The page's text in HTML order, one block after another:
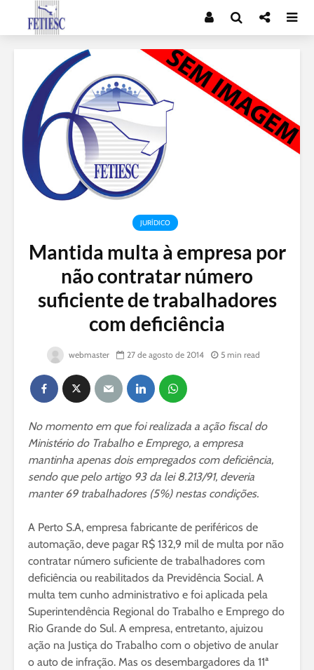
JURÍDICO
Mantida multa à empresa por
não contratar número
suficiente de trabalhadores
com deficiência
webmaster 27 de agosto de 2014 5 min read
No momento em que foi realizada a ação fiscal do
Ministério do Trabalho e Emprego, a empresa
mantinha apenas dois empregados com deficiência,
sendo que pelo artigo 93 da lei 8.213/91, deveria
manter 69 trabalhadores (5%) nestas condições.
A Perto S.A, empresa fabricante de periféricos de
automação, deve pagar R$ 132,9 mil de multa por não
contratar número suficiente de trabalhadores com
deficiência ou reabilitados da Previdência Social. A
multa tem cunho administrativo e foi aplicada pela
Superintendência Regional do Trabalho e Emprego do
Rio Grande do Sul. A empresa, entretanto, ajuizou
ação na Justiça do Trabalho com o objetivo de anular
o auto de infração. Mas os desembargadores da 11ª